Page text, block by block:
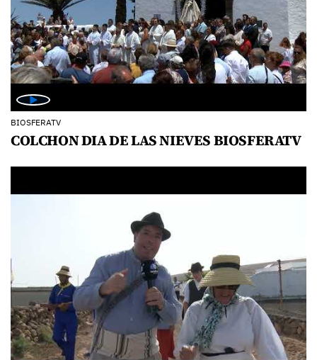
BIOSFERATV
COLCHON DIA DE LAS NIEVES BIOSFERATV